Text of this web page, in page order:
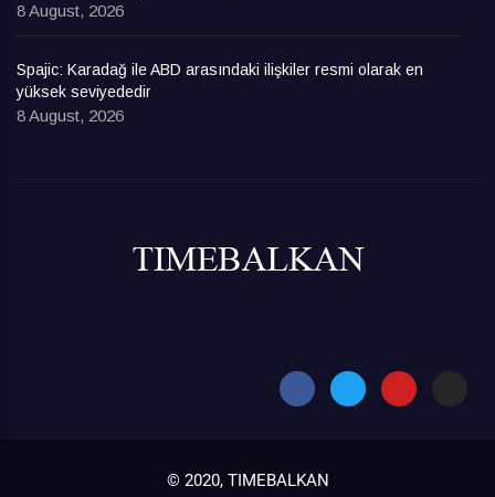
8 August, 2026
Spajic: Karadağ ile ABD arasındaki ilişkiler resmi olarak en
yüksek seviyededir
8 August, 2026
© 2020, TIMEBALKAN